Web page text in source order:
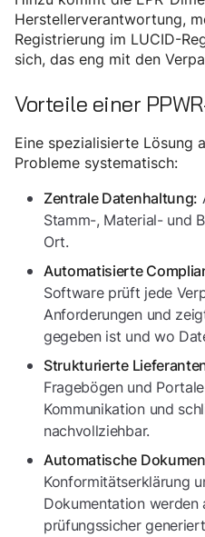
Herstellerverantwortung,
Registrierung im LUCID-
sich, das eng mit den
Vorteile einer
Eine spezialisierte Lösung
Probleme systematisch:
Zentrale Datenhaltung:
Stamm-, Material- und
Ort.
Automatisierte
Software prüft jede
Anforderungen und
gegeben ist und wo
Strukturierte
Fragebögen und
Kommunikation und
nachvollziehbar.
Automatische
Konformitätserklärung
Dokumentation
prüfungssicher